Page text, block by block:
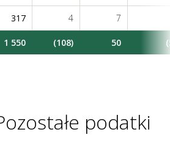
317 4 7
1 550 (108) 50
podatki